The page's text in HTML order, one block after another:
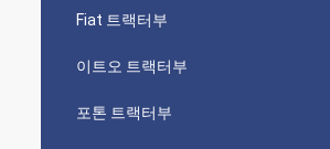
Fiat 트랙터부
이트오 트랙터부
포톤 트랙터부